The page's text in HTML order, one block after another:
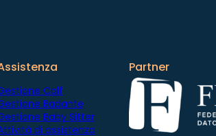
Colf
Badante
Baby Sitter
di assistenza
Partner